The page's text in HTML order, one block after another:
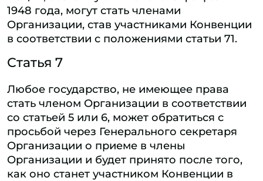
1948 года, могут стать членами
Организации, став участниками Конвенции
в соответствии с положениями статьи 71.
Статья 7
Любое государство, не имеющее права
стать членом Организации в соответствии
со статьей 5 или 6, может обратиться с
просьбой через Генерального секретаря
Организации о приеме в члены
Организации и будет принято после того,
как оно станет участником Конвенции в